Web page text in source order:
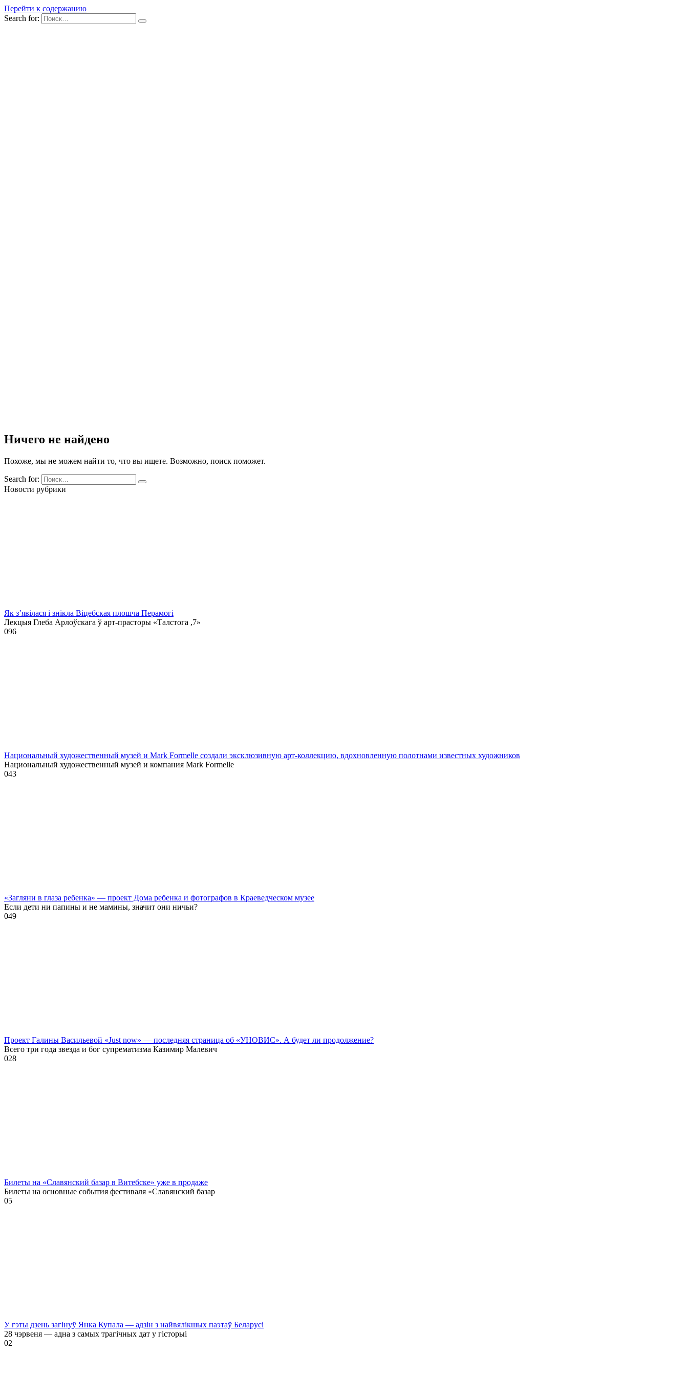
Перейти к содержанию
Search for:
Ничего не найдено
Похоже, мы не можем найти то, что вы ищете. Возможно, поиск поможет.
Search for:
Новости рубрики
Як з’явілася і знікла Віцебская плошча Перамогі
Лекцыя Глеба Арлоўскага ў арт-прасторы «Талстога ,7»
096
Национальный художественный музей и Mark Formelle создали эксклюзивную арт-коллекцию, вдохновленную полотнами известных художников
Национальный художественный музей и компания Mark Formelle
043
«Загляни в глаза ребенка» — проект Дома ребенка и фотографов в Краеведческом музее
Если дети ни папины и не мамины, значит они ничьи?
049
Проект Галины Васильевой «Just now» — последняя страница об «УНОВИС». А будет ли продолжение?
Всего три года звезда и бог супрематизма Казимир Малевич
028
Билеты на «Славянский базар в Витебске» уже в продаже
Билеты на основные события фестиваля «Славянский базар
05
У гэты дзень загінуў Янка Купала — адзін з найвялікшых паэтаў Беларусі
28 чэрвеня — адна з самых трагічных дат у гісторыі
02